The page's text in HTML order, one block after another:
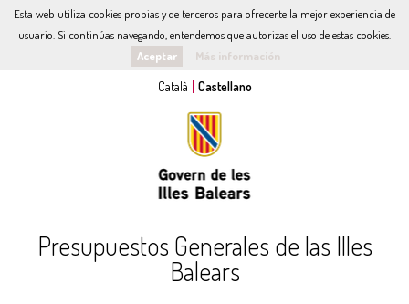
Esta web utiliza cookies propias y de terceros para ofrecerte la mejor experiencia de
usuario. Si continúas navegando, entendemos que autorizas el uso de estas cookies.
Aceptar
Más información
Presupuestos Generales de las Illes
Balears